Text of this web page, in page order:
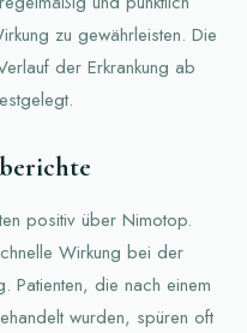
zu gewährleisten. Die
der Erkrankung ab
positiv über Nimotop.
Wirkung bei der
Patienten, die nach einem
wurden, spüren oft